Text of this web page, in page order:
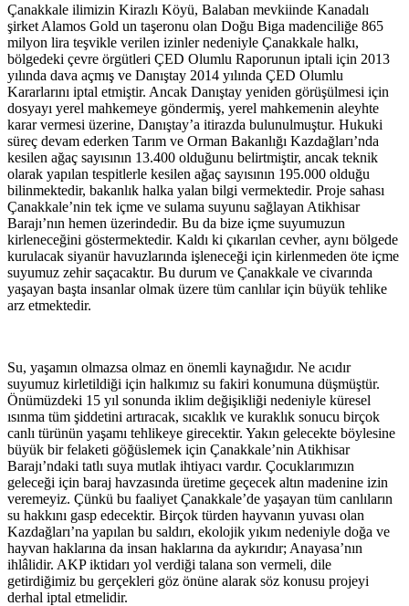
Çanakkale ilimizin Kirazlı Köyü, Balaban mevkiinde Kanadalı
şirket Alamos Gold un taşeronu olan Doğu Biga madenciliğe 865
milyon lira teşvikle verilen izinler nedeniyle Çanakkale halkı,
bölgedeki çevre örgütleri ÇED Olumlu Raporunun iptali için 2013
yılında dava açmış ve Danıştay 2014 yılında ÇED Olumlu
Kararlarını iptal etmiştir. Ancak Danıştay yeniden görüşülmesi için
dosyayı yerel mahkemeye göndermiş, yerel mahkemenin aleyhte
karar vermesi üzerine, Danıştay’a itirazda bulunulmuştur. Hukuki
süreç devam ederken Tarım ve Orman Bakanlığı Kazdağları’nda
kesilen ağaç sayısının 13.400 olduğunu belirtmiştir, ancak teknik
olarak yapılan tespitlerle kesilen ağaç sayısının 195.000 olduğu
bilinmektedir, bakanlık halka yalan bilgi vermektedir. Proje sahası
Çanakkale’nin tek içme ve sulama suyunu sağlayan Atikhisar
Barajı’nın hemen üzerindedir. Bu da bize içme suyumuzun
kirleneceğini göstermektedir. Kaldı ki çıkarılan cevher, aynı bölgede
kurulacak siyanür havuzlarında işleneceği için kirlenmeden öte içme
suyumuz zehir saçacaktır. Bu durum ve Çanakkale ve civarında
yaşayan başta insanlar olmak üzere tüm canlılar için büyük tehlike
arz etmektedir.
Su, yaşamın olmazsa olmaz en önemli kaynağıdır. Ne acıdır
suyumuz kirletildiği için halkımız su fakiri konumuna düşmüştür.
Önümüzdeki 15 yıl sonunda iklim değişikliği nedeniyle küresel
ısınma tüm şiddetini artıracak, sıcaklık ve kuraklık sonucu birçok
canlı türünün yaşamı tehlikeye girecektir. Yakın gelecekte böylesine
büyük bir felaketi göğüslemek için Çanakkale’nin Atikhisar
Barajı’ndaki tatlı suya mutlak ihtiyacı vardır. Çocuklarımızın
geleceği için baraj havzasında üretime geçecek altın madenine izin
veremeyiz. Çünkü bu faaliyet Çanakkale’de yaşayan tüm canlıların
su hakkını gasp edecektir. Birçok türden hayvanın yuvası olan
Kazdağları’na yapılan bu saldırı, ekolojik yıkım nedeniyle doğa ve
hayvan haklarına da insan haklarına da aykırıdır; Anayasa’nın
ihlâlidir. AKP iktidarı yol verdiği talana son vermeli, dile
getirdiğimiz bu gerçekleri göz önüne alarak söz konusu projeyi
derhal iptal etmelidir.